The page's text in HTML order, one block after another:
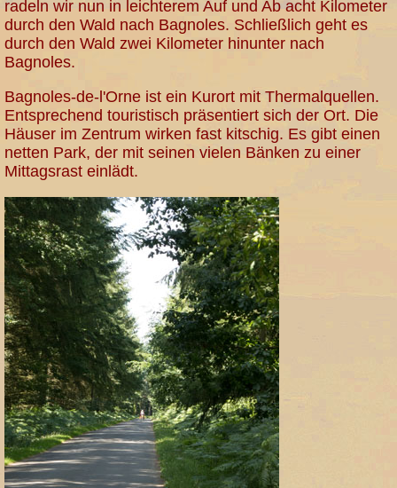
radeln wir nun in leichterem Auf und Ab acht Kilometer
durch den Wald nach Bagnoles. Schließlich geht es
durch den Wald zwei Kilometer hinunter nach
Bagnoles.
Bagnoles-de-l'Orne ist ein Kurort mit Thermalquellen.
Entsprechend touristisch präsentiert sich der Ort. Die
Häuser im Zentrum wirken fast kitschig. Es gibt einen
netten Park, der mit seinen vielen Bänken zu einer
Mittagsrast einlädt.